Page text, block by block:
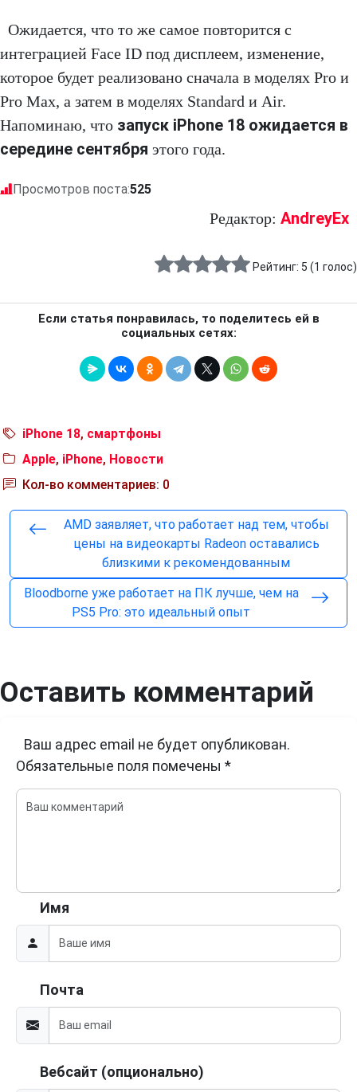
Ожидается, что то же самое повторится с
интеграцией Face ID под дисплеем, изменение,
которое будет реализовано сначала в моделях Pro и
Pro Max, а затем в моделях Standard и Air.
Напоминаю, что запуск iPhone 18 ожидается в
середине сентября этого года.
Просмотров поста:525
Редактор: AndreyEx
Рейтинг: 5 (1 голос)
Если статья понравилась, то поделитесь ей в
социальных сетях:
iPhone 18, смартфоны
Apple, iPhone, Новости
Кол-во комментариев: 0
AMD заявляет, что работает над тем, чтобы
цены на видеокарты Radeon оставались
близкими к рекомендованным
Bloodborne уже работает на ПК лучше, чем на
PS5 Pro: это идеальный опыт
Оставить комментарий
Ваш адрес email не будет опубликован.
Обязательные поля помечены *
Имя
Почта
Вебсайт (опционально)